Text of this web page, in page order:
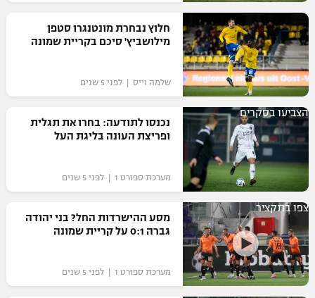
רשיון להקרנה פומבית לבית עסק
הצטרפות לחבילת הערוצים
לוח דרושים – ג'ובנט
תגיות
המגזין
חלוץ נבחרת מונטנגרו סטפן
מילושביץ' סיכם בקריית שמונה
שלמה וייס | לפני 5 שנים
הצביעו בסקרים
נכנסו לתודעה: בחרו את תגלית
ופריצת העונה בליגת העל
מערכת ספורט 1 | לפני 5 שנים
צפו בתקציר
מסע ההישרדות החל? בני יהודה
גברה 0:1 על קריית שמונה
מערכת ספורט 1 | לפני 5 שנים